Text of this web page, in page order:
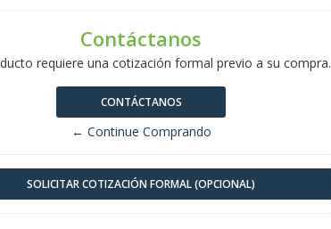
Contáctanos
requiere una cotización formal previo a su compra.
CONTÁCTANOS
← Continue Comprando
SOLICITAR COTIZACIÓN FORMAL (OPCIONAL)